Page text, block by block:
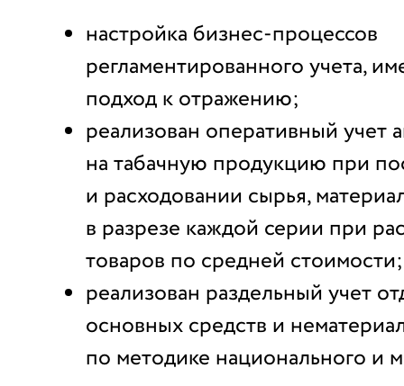
настройка бизнес-процессов
регламентированного учета,
подход к отражению;
реализован оперативный учет
на табачную продукцию при
и расходовании сырья,
в разрезе каждой серии при
товаров по средней стоимости;
реализован раздельный учет
основных средств и
по методике национального и